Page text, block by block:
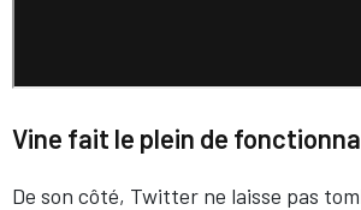
Vine fait le plein de
De son côté, Twitter ne laisse pas